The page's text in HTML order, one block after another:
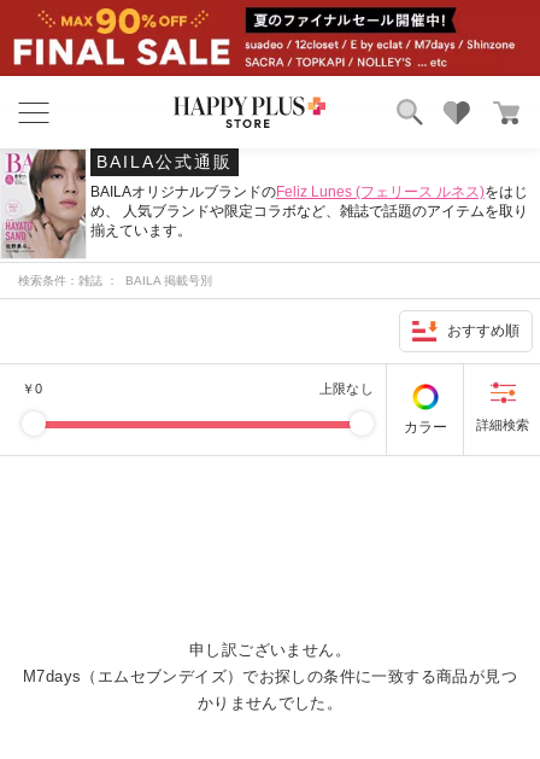
カテゴリ
雑誌掲載アイテム
お気に入り
特集
BAILA公式通販
BAILAオリジナルブランドのFeliz Lunes (フェリース ルネス)をはじ
め、 人気ブランドや限定コラボなど、雑誌で話題のアイテムを取り
揃えています。
検索条件： 雑誌 ： BAILA 掲載号別
おすすめ順
￥0 上限なし
カラー
申し訳ございません。
M7days（エムセブンデイズ）でお探しの条件に一致する商品が見つ
かりませんでした。